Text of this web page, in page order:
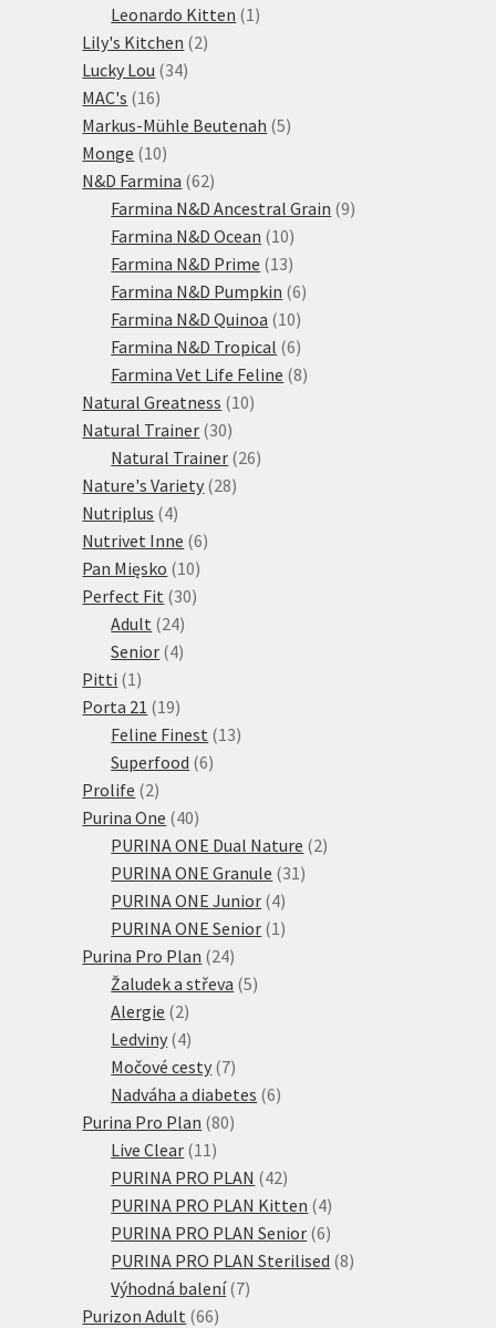
Leonardo Kitten 1 1
Lily's Kitchen 22
Lucky Lou 3434
MAC's 1616
produktů
Markus-Mühle Beutenah 55
Monge 1010
produktů
N&D Farmina 6262
produktů
Farmina N&D Ancestral Grain 99
Farmina N&D Ocean 1010
produktů
Farmina N&D Prime 1313
produktů
Farmina N&D Pumpkin 66
Farmina N&D Quinoa 1010
produktů
Farmina N&D Tropical 66
produktů
Farmina Vet Life Feline 88
Natural Greatness 1010
Natural Trainer 3030
produktů
Natural Trainer 2626
Nature's Variety 2828
Nutriplus 44
produkty
Nutrivet Inne 66
Pan Mięsko 1010
produktů
Perfect Fit 3030
Adult 2424
produktů
Senior 44
Pitti 1 1
produkt
Porta 21 1919
produktů
Feline Finest 1313
Superfood 66
Prolife 22
produkty
Purina One 4040
produktů
PURINA ONE Dual Nature 22
PURINA ONE Granule 31 31
PURINA ONE Junior 44
produkty
PURINA ONE Senior 1 1
Purina Pro Plan 2424
produktů
Žaludek a střeva 55
Alergie 22
produkty
Ledviny 44
produkty
Močové cesty 77
produktů
Nadváha a diabetes 66
Purina Pro Plan 8080
Live Clear 11 11
produktů
PURINA PRO PLAN 4242
produktů
PURINA PRO PLAN Kitten 44
produkty
PURINA PRO PLAN Senior 66
produktů
PURINA PRO PLAN Sterilised 88
Výhodná balení 77
Purizon Adult 6666